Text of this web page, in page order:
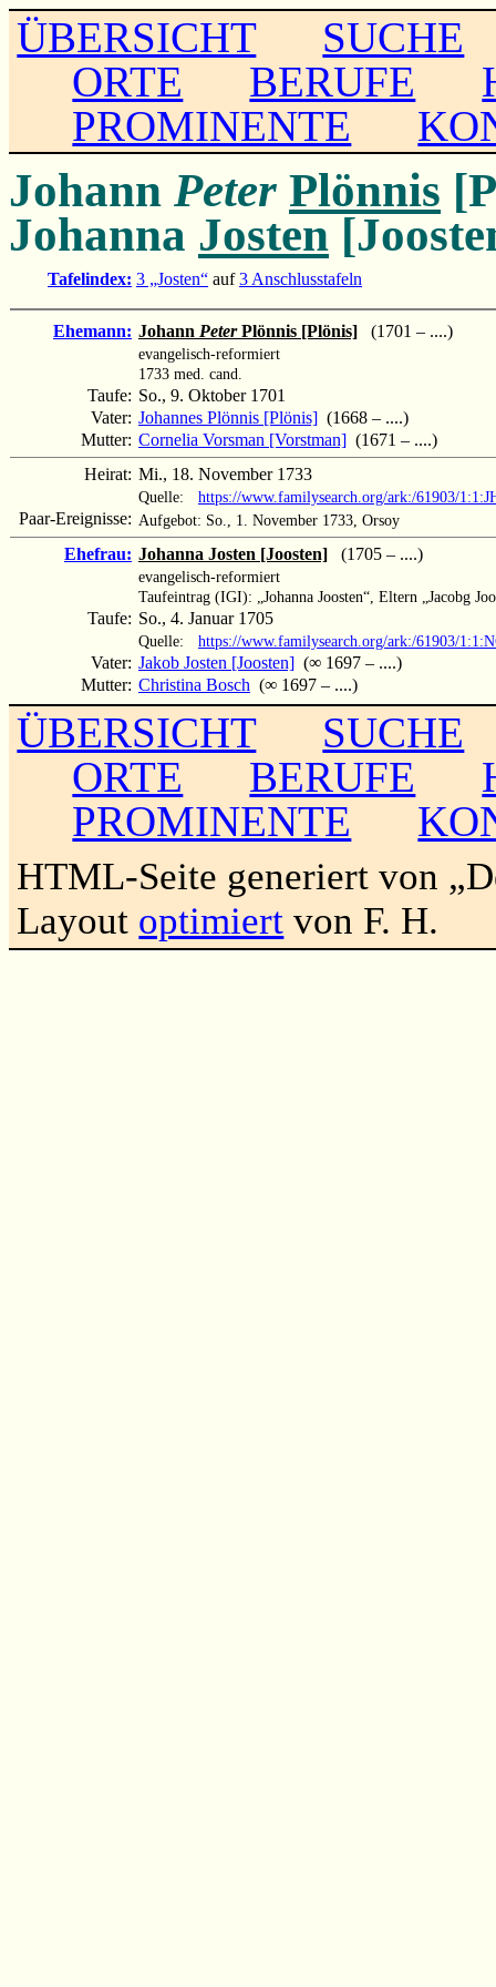
ÜBERSICHT
SUCHE
ORTE
BERUFE
PROMINENTE
Johann Peter Plönnis
Johanna Josten
Tafelindex: 3 „Josten“ auf3 Anschlusstafeln
Ehemann: Johann PeterPlönnis [Plönis] (1701 – ....)
evangelisch-reformiert
1733 med. cand.
Taufe: So., 9. Oktober 1701
Vater: Johannes Plönnis [Plönis] (1668 – ....)
Mutter: Cornelia Vorsman [Vorstman] (1671 – ....)
Heirat: Mi., 18. November 1733
Quelle: https://www.familysearch.org/ark:/61903/
Paar-Ereignisse: Aufgebot: So., 1. November 1733, Orsoy
Ehefrau: Johanna Josten [Joosten] (1705 – ....)
evangelisch-reformiert
Taufeintrag (IGI): „Johanna Joosten“, Eltern „Jacobg
Taufe: So., 4. Januar 1705
Quelle: https://www.familysearch.org/ark:/61903/
Vater: Jakob Josten [Joosten] (∞ 1697 – ....)
Mutter: Christina Bosch (∞ 1697 – ....)
ÜBERSICHT
SUCHE
ORTE
BERUFE
PROMINENTE
HTML-Seite generiert von
Layout optimiert von F. H.